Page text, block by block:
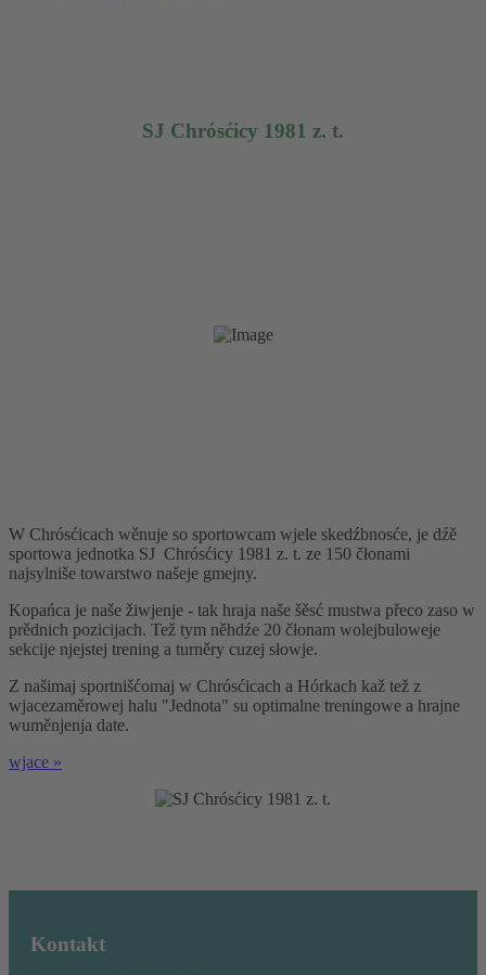
SJ Chrósćicy 1981 z. t.
W Chrósćicach wěnuje so sportowcam wjele skedźbnosće, je dźě
sportowa jednotka SJ Chrósćicy 1981 z. t. ze 150 čłonami
najsylniše towarstwo našeje gmejny.
Kopańca je naše žiwjenje - tak hraja naše šěsć mustwa přeco zaso w
prědnich pozicijach. Tež tym něhdźe 20 čłonam wolejbuloweje
sekcije njejstej trening a turněry cuzej słowje.
Z našimaj sportnišćomaj w Chrósćicach a Hórkach kaž tež z
wjacezaměrowej halu "Jednota" su optimalne treningowe a hrajne
wuměnjenja date.
wjace »
Kontakt